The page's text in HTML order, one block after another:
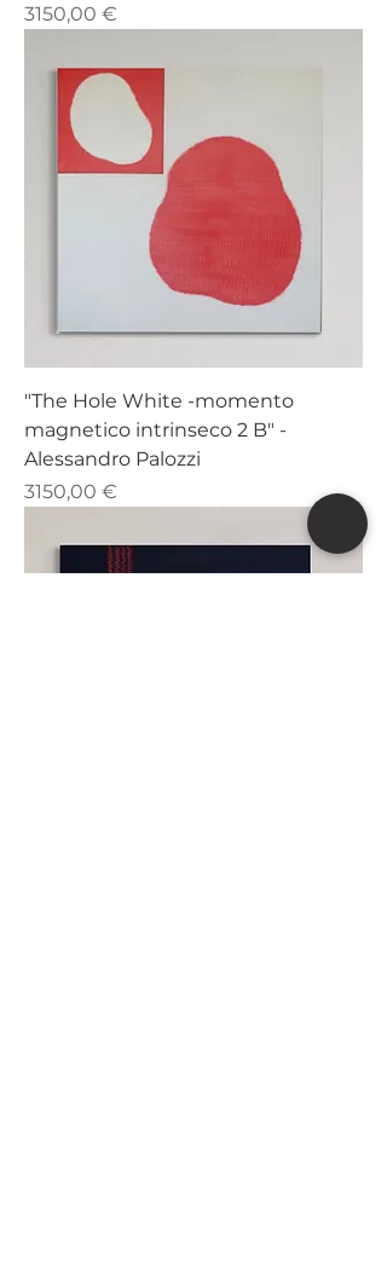
Prezzo
3150,00 €
"The Hole White -momento
magnetico intrinseco 2 B" -
Alessandro Palozzi
Prezzo
3150,00 €